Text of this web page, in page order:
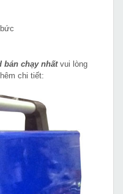
bán chạy nhấtvui lòng
chi tiết: